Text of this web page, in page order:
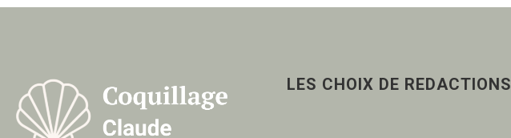
LES CHOIX DE REDACTIONS